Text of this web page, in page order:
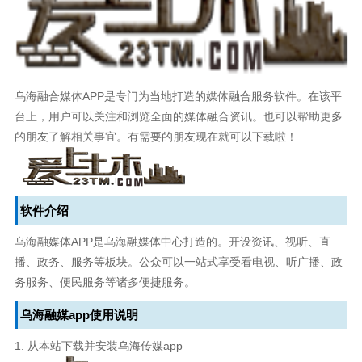
乌海融合媒体APP是专门为当地打造的媒体融合服务软件。在该平
台上，用户可以关注和浏览全面的媒体融合资讯。也可以帮助更多
的朋友了解相关事宜。有需要的朋友现在就可以下载啦！
软件介绍
乌海融媒体APP是乌海融媒体中心打造的。开设资讯、视听、直
播、政务、服务等板块。公众可以一站式享受看电视、听广播、政
务服务、便民服务等诸多便捷服务。
乌海融媒app使用说明
1. 从本站下载并安装乌海传媒app